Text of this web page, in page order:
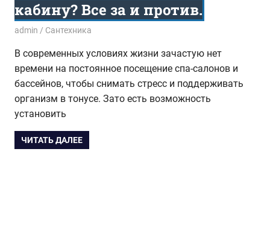
кабину? Все за и против.
09.06.2015
admin Сантехника
В современных условиях жизни зачастую нет
времени на постоянное посещение спа-салонов и
бассейнов, чтобы снимать стресс и поддерживать
организм в тонусе. Зато есть возможность
установить
ЧИТАТЬ ДАЛЕЕ